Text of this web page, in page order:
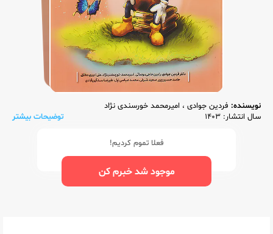
نویسنده: فردین جوادی ، امیرمحمد خورسندی نژاد
سال انتشار: 1403
توضیحات بیشتر
فعلا تموم کردیم!
موجود شد خبرم کن